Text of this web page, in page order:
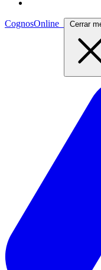
CognosOnline Cerrar